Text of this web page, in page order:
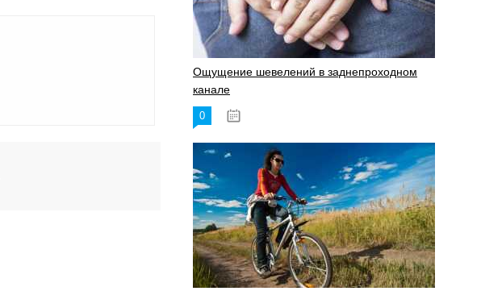
Ощущение шевелений в заднепроходном
канале
0